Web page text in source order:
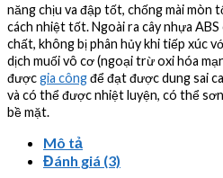
năng chịu va đập tốt, chống mài mòn
cách nhiệt tốt. Ngoài ra cây nhựa
chất, không bị phân hủy khi tiếp xúc
dịch muối vô cơ (ngoại trừ oxi hóa
đượcgia côngđể đạt được dung sai
và có thể được nhiệt luyện, có thể
bề mặt.
Mô tả
Đánh giá (3)